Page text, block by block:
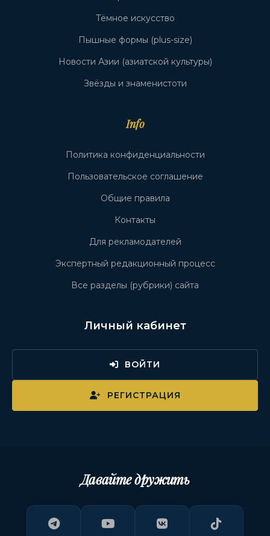
Тёмное искусство
Пышные формы (plus-size)
Новости Азии (азиатской культуры)
Звёзды и знаменистоти
Info
Политика конфиденциальности
Пользовательское соглашение
Общие правила
Контакты
Для рекламодателей
Экспертный редакционный процесс
Все разделы (рубрики) сайта
Личный кабинет
ВОЙТИ
РЕГИСТРАЦИЯ
Давайте дружить